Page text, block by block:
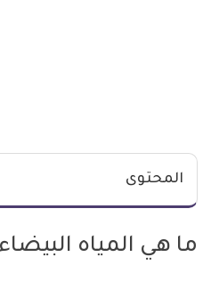
المحتوى
ما هي المياه